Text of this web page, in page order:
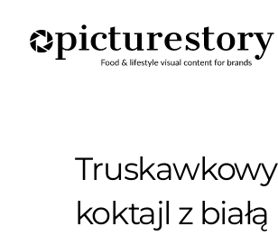
content
Truskawkowy
koktajl z białą